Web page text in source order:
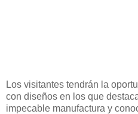
Los visitantes tendrán la
con diseños en los que
impecable manufactura y